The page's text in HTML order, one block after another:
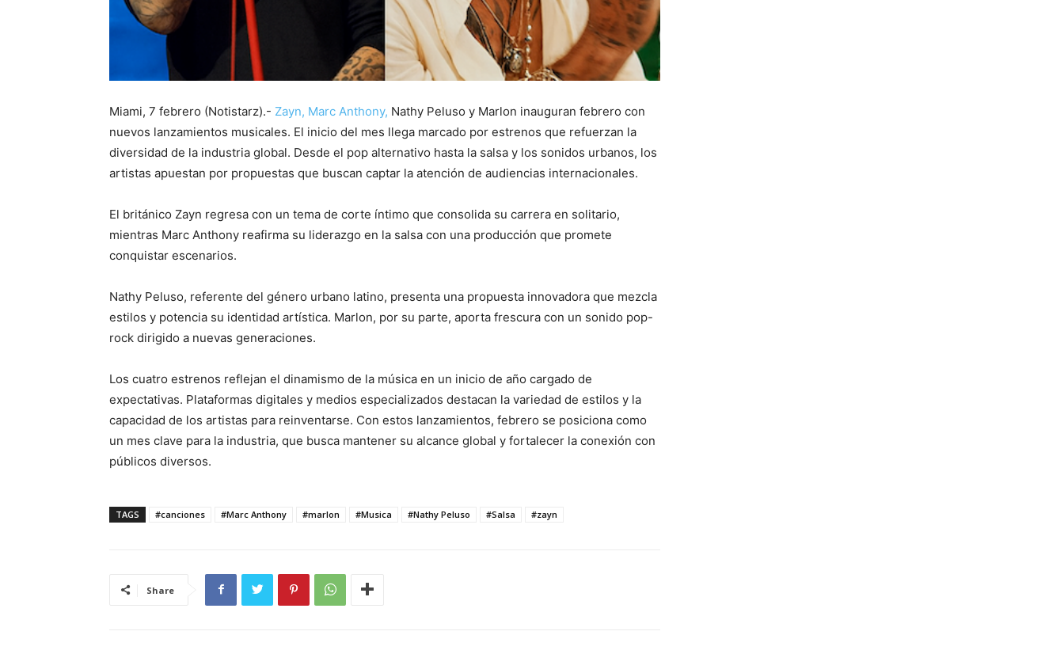
Miami, 7 febrero (Notistarz).- Zayn, Marc Anthony, Nathy Peluso y Marlon inauguran febrero con
nuevos lanzamientos musicales. El inicio del mes llega marcado por estrenos que refuerzan la
diversidad de la industria global. Desde el pop alternativo hasta la salsa y los sonidos urbanos, los
artistas apuestan por propuestas que buscan captar la atención de audiencias internacionales.
El británico Zayn regresa con un tema de corte íntimo que consolida su carrera en solitario,
mientras Marc Anthony reafirma su liderazgo en la salsa con una producción que promete
conquistar escenarios.
Nathy Peluso, referente del género urbano latino, presenta una propuesta innovadora que mezcla
estilos y potencia su identidad artística. Marlon, por su parte, aporta frescura con un sonido pop-
rock dirigido a nuevas generaciones.
Los cuatro estrenos reflejan el dinamismo de la música en un inicio de año cargado de
expectativas. Plataformas digitales y medios especializados destacan la variedad de estilos y la
capacidad de los artistas para reinventarse. Con estos lanzamientos, febrero se posiciona como
un mes clave para la industria, que busca mantener su alcance global y fortalecer la conexión con
públicos diversos.
TAGS #canciones #Marc Anthony #marlon #Musica #Nathy Peluso #Salsa #zayn
Share